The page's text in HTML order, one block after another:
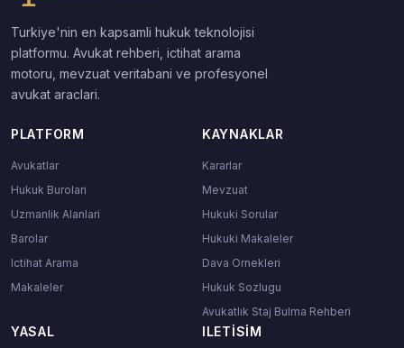
Turkiye'nin en kapsamli hukuk teknolojisi
platformu. Avukat rehberi, ictihat arama
motoru, mevzuat veritabani ve profesyonel
avukat araclari.
PLATFORM
Avukatlar
Hukuk Burolari
Uzmanlik Alanlari
Barolar
Ictihat Arama
Makaleler
KAYNAKLAR
Kararlar
Mevzuat
Hukuki Sorular
Hukuki Makaleler
Dava Ornekleri
Hukuk Sozlugu
Avukatlık Staj Bulma Rehberi
YASAL ILETISIM